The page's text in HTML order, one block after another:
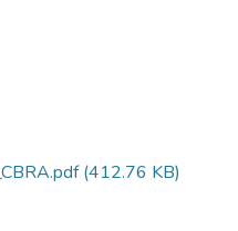
(412.76 KB)